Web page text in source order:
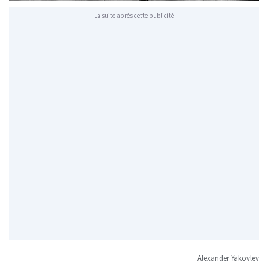
La suite après cette publicité
Alexander Yakovlev